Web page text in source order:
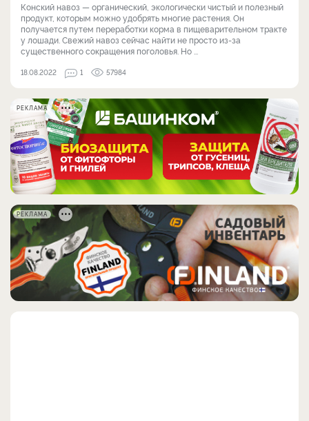
Конский навоз — органический, экологически чистый и полезный
продукт, которым можно удобрять многие растения. Он
получается путем переработки корма в пищеварительном тракте
у лошади. Свежий навоз сейчас найти не просто из-за
существенного сокращения поголовья. Но ...
18.08.2022 1 57984
РЕКЛАМА
РЕКЛАМА